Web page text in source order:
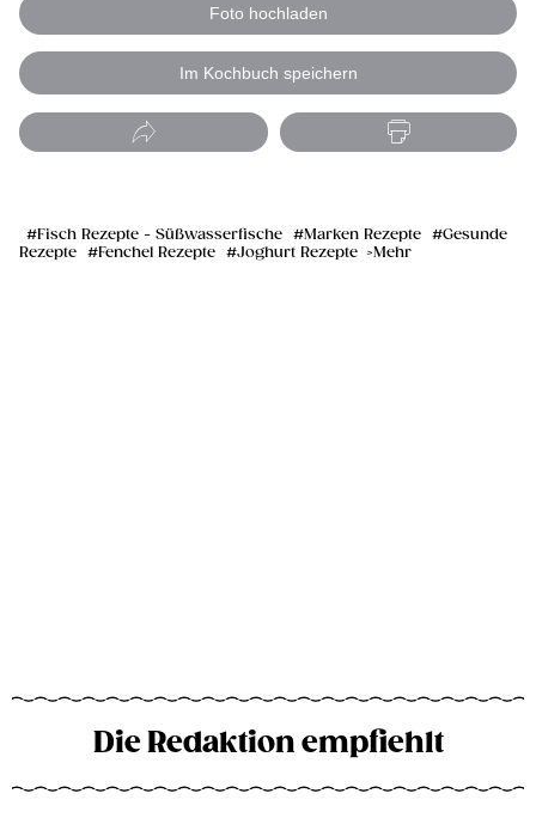
Foto hochladen
Im Kochbuch speichern
Fisch Rezepte - Süßwasserfische Marken Rezepte
Gesunde
Rezepte
Fenchel Rezepte Joghurt Rezepte Mehr
Die Redaktion empfiehlt